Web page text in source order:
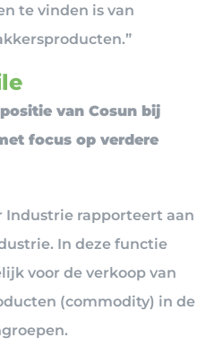
te vinden is van
van Cosun bij
focus op verdere
Industrie rapporteert aan
In deze functie
voor de verkoop van
(commodity) in de